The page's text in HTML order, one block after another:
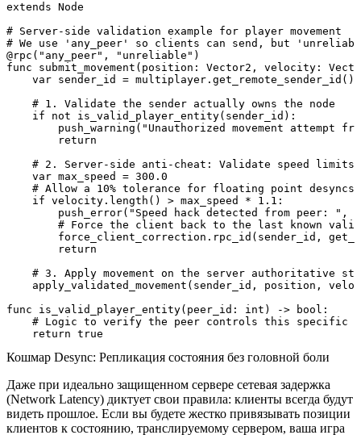
extends Node
# Server-side validation example for player movement
# We use 'any_peer' so clients can send, but
@rpc("any_peer", "unreliable")
func submit_movement(position: Vector2, velocity:
    var sender_id = multiplayer.get_remote_sender_id()
    # 1. Validate the sender actually owns the node
    if not is_valid_player_entity(sender_id):
push_warning("Unauthorized movement attempt
        return
    # 2. Server-side anti-cheat: Validate speed limits
    var max_speed = 300.0
# Allow a 10% tolerance for floating point desyncs
    if velocity.length() > max_speed * 1.1:
push_error("Speed hack detected from peer: ",
# Force the client back to the last known
force_client_correction.rpc_id(sender_id,
        return
# 3. Apply movement on the server authoritative
apply_validated_movement(sender_id, position,
func is_valid_player_entity(peer_id: int) -> bool:
# Logic to verify the peer controls this specific
Кошмар Desync: Репликация состояния без головной боли
Даже при идеально защищенном сервере сетевая задержка
(Network Latency) диктует свои правила: клиенты всегда будут
видеть прошлое. Если вы будете жестко привязывать позиции
клиентов к состоянию, транслируемому сервером, ваша игра